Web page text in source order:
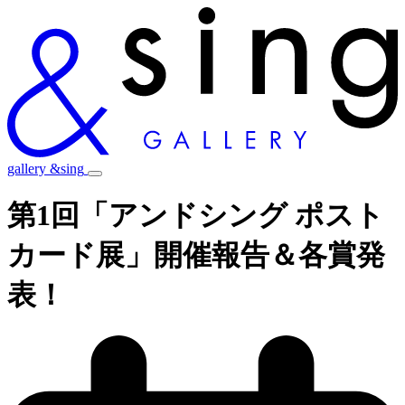
gallery &sing
第1回「アンドシング ポスト
カード展」開催報告＆各賞発
表！